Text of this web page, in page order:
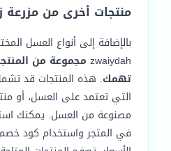
منتجات أخرى من مزرعة
بالإضافة إلى أنواع العسل
zwaiydah مجموعة من
تهمك. هذه المنتجات قد
التي تعتمد على العسل، أو
مصنوعة من العسل. يمكنك
في المتجر واستخدام كود